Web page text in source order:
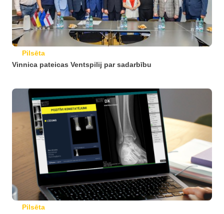
Pilsēta
Vinnica pateicas Ventspilij par sadarbību
Pilsēta